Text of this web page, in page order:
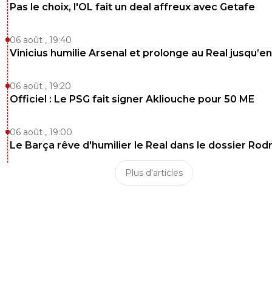
Pas le choix, l'OL fait un deal affreux avec Getafe
06 août , 19:40
Vinicius humilie Arsenal et prolonge au Real
06 août , 19:20
Officiel : Le PSG fait signer Akliouche pour 50 ME
06 août , 19:00
Le Barça rêve d'humilier le Real dans le dossier
Plus d'articles